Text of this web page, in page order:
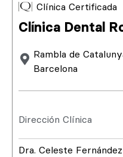
Clínica Certificada
Clínica Dental
Rambla de
Barcelona
Dirección Clínica
Dra. Celeste